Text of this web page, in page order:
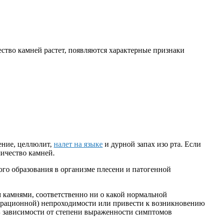
камней растет, появляются характерные признаки
целлюлит, налет на языке и дурной запах изо рта. Если
камней.
образования в организме плесени и патогенной
соответственно ни о какой нормальной
непроходимости или привести к возникновению
зависимости от степени выраженности симптомов